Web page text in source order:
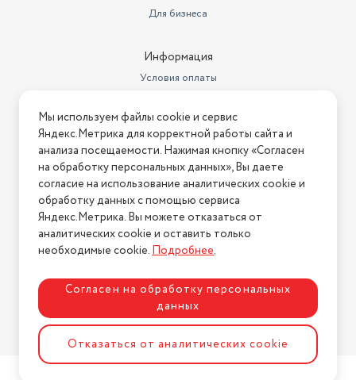
Для бизнеса
Информация
Условия оплаты
Условия возврата
Нашли ошибку на сайте? Напишите нам
2026 © Интернет-магазин "АстМаркет". У нас есть всё!
Политика конфиденциальности
Разработка сайтаASTDESIGN
Мы используем файлы cookie и сервис
Яндекс.Метрика для корректной работы сайта и
анализа посещаемости. Нажимая кнопку «Согласен
на обработку персональных данных», Вы даете
согласие на использование аналитических cookie и
обработку данных с помощью сервиса
Яндекс.Метрика. Вы можете отказаться от
аналитических cookie и оставить только
необходимые cookie.Подробнее.
Согласен на обработку персональных
данных
Отказаться от аналитических cookie